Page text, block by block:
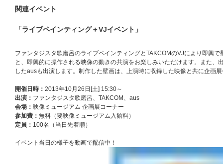
関連イベント
「ライブペインティング＋VJイベント」
ファンタジスタ歌磨呂のライブペインティングとTAKCOMのVJにより即興
と、即興的に操作される映像の動きの共演をお楽しみいただけます。また、
したausも出演します。制作した壁画は、上演時に収録した映像と共に企画
開催日時： 2013年10月26日[土] 15:30～
出演： ファンタジスタ歌磨呂、TAKCOM、aus
会場： 映像ミュージアム 企画展コーナー
参加費： 無料（要映像ミュージアム入館料）
定員： 100名（当日先着順）
イベント当日の様子を動画で配信中！